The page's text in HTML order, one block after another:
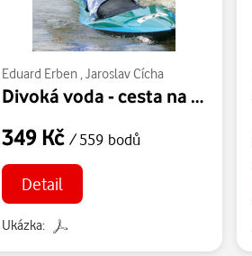
Eduard Erben, Jaroslav Cícha
Divoká voda - cesta na vrchol
349 Kč / 559 bodů
Detail
Ukázka: